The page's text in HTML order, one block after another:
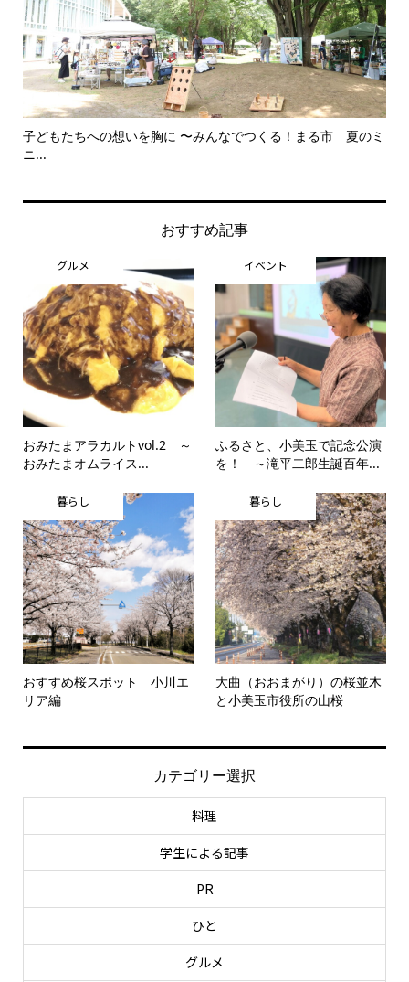
子どもたちへの想いを胸に 〜みんなでつくる！まる市 夏のミ
ニ...
おすすめ記事
グルメ
おみたまアラカルトvol.2 ～
おみたまオムライス...
イベント
ふるさと、小美玉で記念公演
を！ ～滝平二郎生誕百年...
暮らし
おすすめ桜スポット 小川エ
リア編
暮らし
大曲（おおまがり）の桜並木
と小美玉市役所の山桜
カテゴリー選択
料理
学生による記事
PR
ひと
グルメ